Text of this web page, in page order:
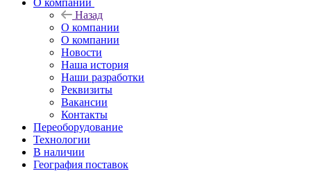
О компании
Назад
О компании
О компании
Новости
Наша история
Наши разработки
Реквизиты
Вакансии
Контакты
Переоборудование
Технологии
В наличии
География поставок